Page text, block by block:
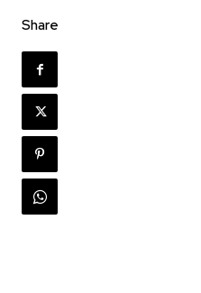
Share